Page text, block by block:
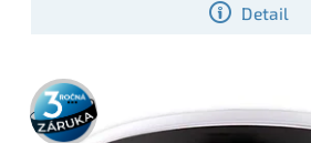
Detail
diaľkovým ovládačom
3 roky
záruka